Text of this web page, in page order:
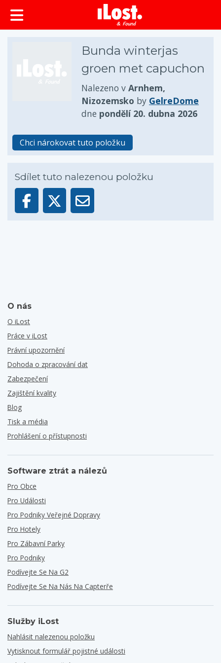
obsah
Bunda winterjas
groen met capuchon
Nalezeno v Arnhem,
Nizozemsko by GelreDome
dne pondělí 20. dubna 2026
Chci nárokovat tuto položku
Sdílet tuto nalezenou položku
O nás
O iLost
Práce v iLost
Právní upozornění
Dohoda o zpracování dat
Zabezpečení
Zajištění kvality
Blog
Tisk a média
Prohlášení o přístupnosti
Software ztrát a nálezů
Pro Obce
Pro Události
Pro Podniky Veřejné Dopravy
Pro Hotely
Pro Zábavní Parky
Pro Podniky
Podívejte Se Na G2
Podívejte Se Na Nás Na Capterře
Služby iLost
Nahlásit nalezenou položku
Vytisknout formulář pojistné události